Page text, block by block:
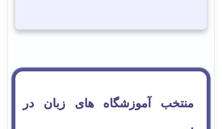
منتخب آموزشگاه های زبان در